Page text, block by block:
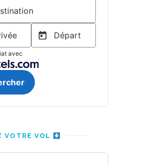
VOTRE VOL